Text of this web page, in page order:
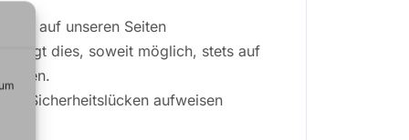
auf unseren Seiten
dies, soweit möglich, stets auf
Sicherheitslücken aufweisen